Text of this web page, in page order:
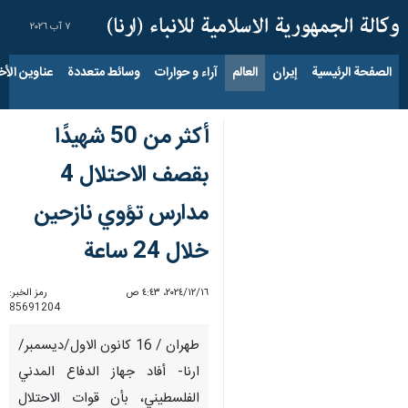
٧ آب ٢٠٢٦
الصفحة الرئيسية إيران العالم آراء و حوارات وسائط متعددة عناوين
أكثر من 50 شهيدًا
بقصف الاحتلال 4
مدارس تؤوي نازحين
خلال 24 ساعة
١٦‏/١٢‏/٢٠٢٤، ٤:٤٣ ص
رمز الخبر:
85691204
طهران / 16 كانون الاول/ديسمبر/
ارنا- أفاد جهاز الدفاع المدني
الفلسطيني، بأن قوات الاحتلال